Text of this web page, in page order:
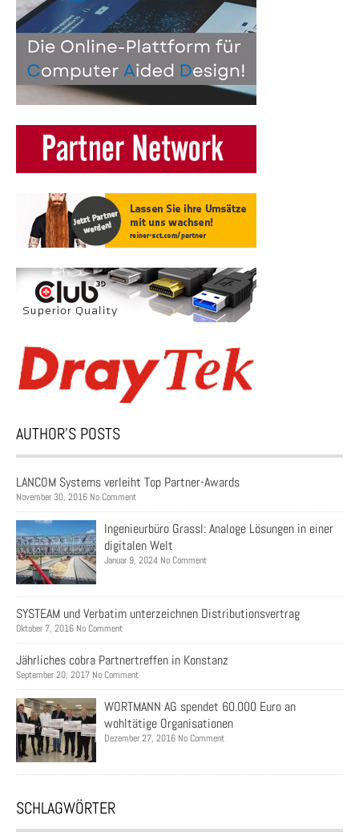
AUTHOR’S POSTS
LANCOM Systems verleiht Top Partner-Awards
November 30, 2016 No Comment
Ingenieurbüro Grassl: Analoge Lösungen in einer
digitalen Welt
Januar 9, 2024 No Comment
SYSTEAM und Verbatim unterzeichnen Distributionsvertrag
Oktober 7, 2016 No Comment
Jährliches cobra Partnertreffen in Konstanz
September 20, 2017 No Comment
WORTMANN AG spendet 60.000 Euro an
wohltätige Organisationen
Dezember 27, 2016 No Comment
SCHLAGWÖRTER